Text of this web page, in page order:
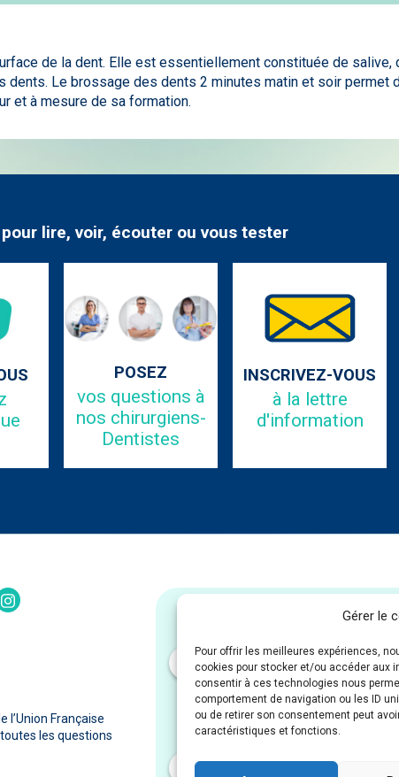
Gérer le
Pour offrir les meilleures expériences,
cookies pour stocker et/ou accéder aux
consentir à ces technologies nous
comportement de navigation ou les ID
ou de retirer son consentement peut
caractéristiques et fonctions.
de la dent. Elle est essentiellement constituée de salive,
Le brossage des dents 2 minutes matin et soir permet
et à mesure de sa formation.
lire, voir, écouter ou vous tester
POSEZ
vos questions à
nos chirurgiens-
Dentistes
INSCRIVEZ-VOUS
à la lettre
d'information
Instagram
l’Union Française
les questions
POUR NOUS
J'ai pris connaissance de la Politique RGPD
quant
personnelles et en accepte les modalités. Mon
univoque